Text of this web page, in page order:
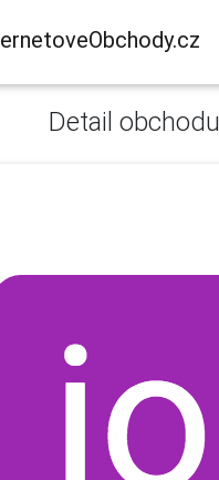
Detail obchodu